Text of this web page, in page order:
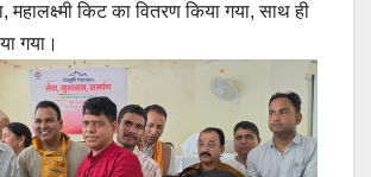
महालक्ष्मी किट का वितरण किया गया, साथ ही
गया।